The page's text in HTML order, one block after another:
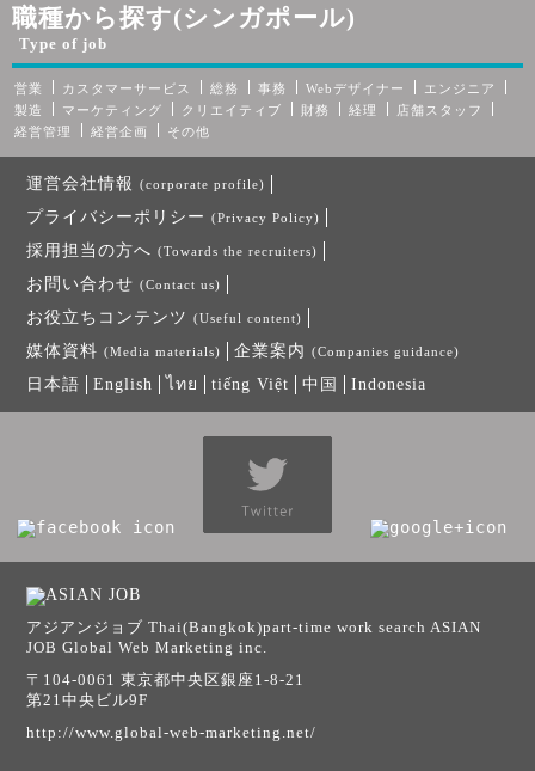
職種から探す(シンガポール)
Type of job
営業 カスタマーサービス 総務 事務 Webデザイナー
エンジニア
製造
マーケティング クリエイティブ 財務 経理
店舗スタッフ
経営管理
経営企画 その他
運営会社情報(corporate profile)
プライバシーポリシー(Privacy Policy)
採用担当の方へ(Towards the recruiters)
お問い合わせ(Contact us)
お役立ちコンテンツ(Useful content)
媒体資料(Media materials) 企業案内(Companies guidance)
日本語 English ไทย tiếng Việt 中国 Indonesia
アジアンジョブ Thai(Bangkok)part-time work search ASIAN
JOB Global Web Marketing inc.
〒104-0061 東京都中央区銀座1-8-21
第21中央ビル9F
http://www.global-web-marketing.net/